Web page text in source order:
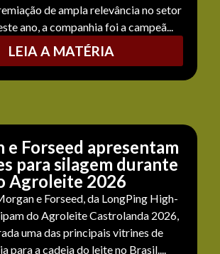
de ampla relevância no setor
ano, a companhia foi a campeã...
LEIA A MATÉRIA
e Forseed apresentam
para silagem durante
Agroleite 2026
e Forseed, da LongPing High-
do Agroleite Castrolanda 2026,
uma das principais vitrines de
para a cadeia do leite no Brasil....